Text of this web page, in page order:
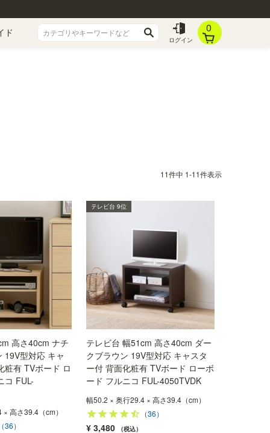
ド
ログイン
0
11件中 1-11件表示
高さ40cm ナチ
19V型対応 キャ
粧有 TVボード ロ
コ FUL-
高さ39.4（cm）
（36）
テレビ台 9位
テレビ台 幅51cm 高さ40cm ダー
クブラウン 19V型対応 キャスタ
ー付 背面化粧有 TVボード ローボ
ード フルニコ FUL-4050TVDK
幅50.2 × 奥行29.4 × 高さ39.4（cm）
（36）
¥ 3,480 税込